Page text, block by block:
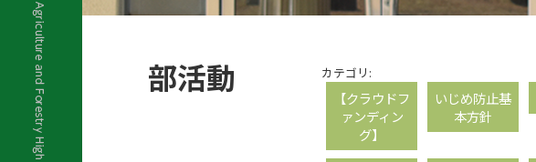
部活動 カテゴリ:
【クラウドフ
ァンディン
グ】
いじめ防止基
本方針